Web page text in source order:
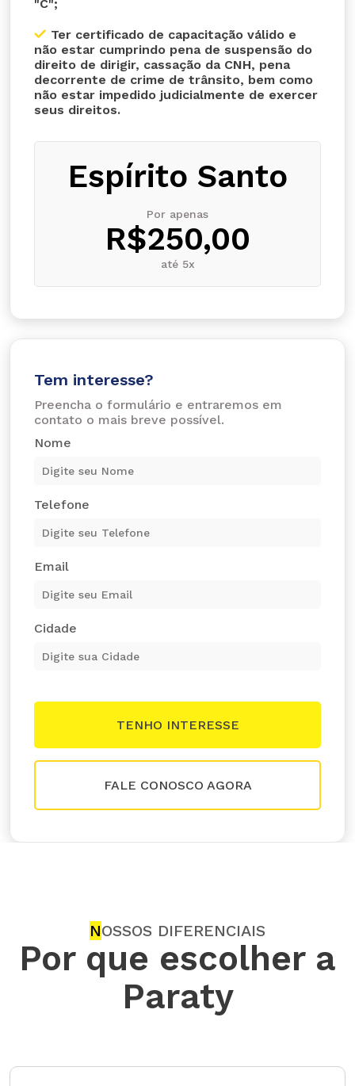
"C";
Ter certificado de capacitação válido e
não estar cumprindo pena de suspensão do
direito de dirigir, cassação da CNH, pena
decorrente de crime de trânsito, bem como
não estar impedido judicialmente de exercer
seus direitos.
Espírito Santo
Por apenas
R$250,00
até 5x
Tem interesse?
Preencha o formulário e entraremos em
contato o mais breve possível.
Nome
Telefone
Email
Cidade
FALE CONOSCO AGORA
NOSSOS DIFERENCIAIS
Por que escolher a
Paraty